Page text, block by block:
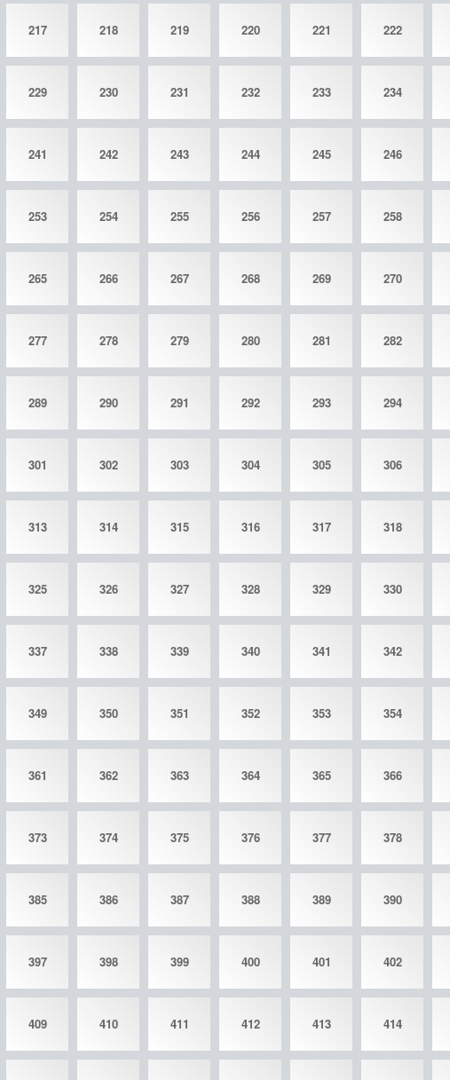
217 218 219 220 221 222
229 230 231 232 233 234
241 242 243 244 245 246
253 254 255 256 257 258
265 266 267 268 269 270
277 278 279 280 281 282
289 290 291 292 293 294
301 302 303 304 305 306
313 314 315 316 317 318
325 326 327 328 329 330
337 338 339 340 341 342
349 350 351 352 353 354
361 362 363 364 365 366
373 374 375 376 377 378
385 386 387 388 389 390
397 398 399 400 401 402
409 410 411 412 413 414